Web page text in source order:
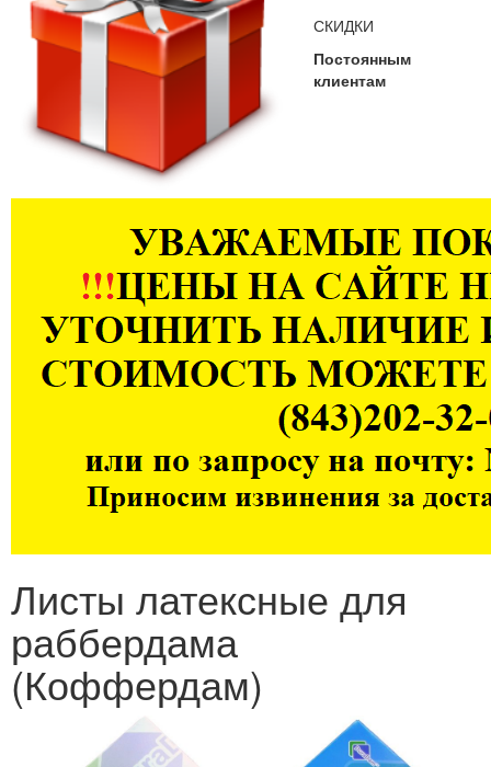
СКИДКИ
Постоянным
клиентам
Листы латексные для
раббердама
(Коффердам)